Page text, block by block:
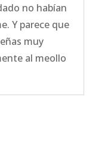
no habían
Y parece que
muy
al meollo